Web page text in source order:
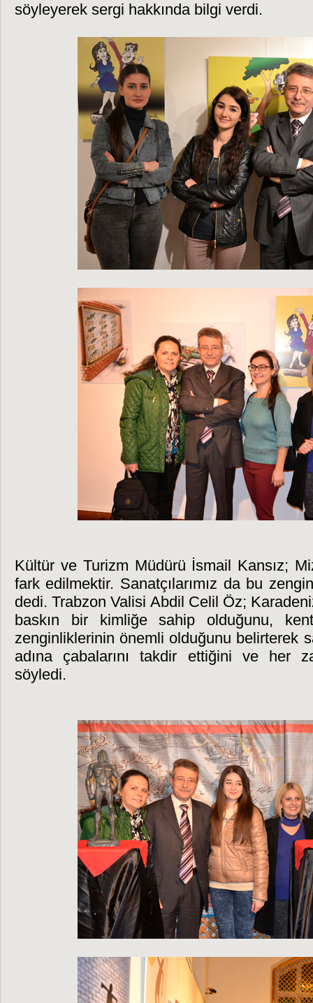
söyleyerek sergi hakkında bilgi verdi.
Kültür ve Turizm Müdürü İsmail Kansız;
fark edilmektir. Sanatçılarımız da bu
dedi. Trabzon Valisi Abdil Celil Öz;
baskın bir kimliğe sahip olduğunu,
zenginliklerinin önemli olduğunu belirterek
adına çabalarını takdir ettiğini ve her
söyledi.